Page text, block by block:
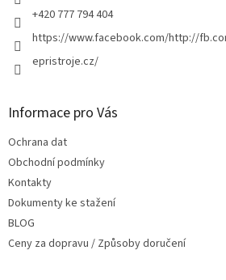
+420 777 794 404
https://www.facebook.com/http://
epristroje.cz/
Informace pro Vás
Ochrana dat
Obchodní podmínky
Kontakty
Dokumenty ke stažení
BLOG
Ceny za dopravu / Způsoby doručení